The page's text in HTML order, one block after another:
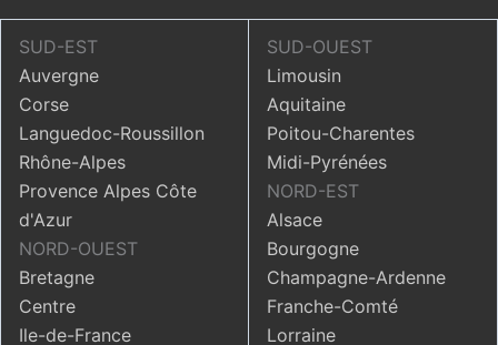
SUD-EST
Auvergne
Corse
Languedoc-Roussillon
Rhône-Alpes
Provence Alpes Côte
d'Azur
NORD-OUEST
Bretagne
Centre
Ile-de-France
SUD-OUEST
Limousin
Aquitaine
Poitou-Charentes
Midi-Pyrénées
NORD-EST
Alsace
Bourgogne
Champagne-Ardenne
Franche-Comté
Lorraine